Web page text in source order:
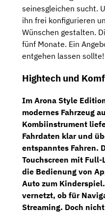
seinesgleichen sucht.
ihn frei konfigurieren
Wünschen gestalten.
fünf Monate. Ein
entgehen lassen sollte!
Hightech und
Im Arona Style
modernes Fahrzeug
Kombiinstrument
Fahrdaten klar und
entspanntes Fahren.
Touchscreen mit Full-
die Bedienung von
Auto zum
vernetzt, ob für
Streaming. Doch